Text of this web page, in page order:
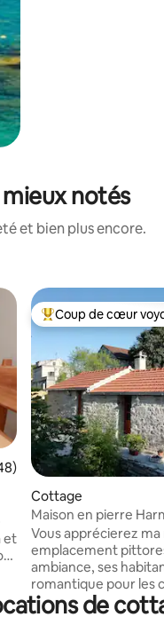
notés
et bien plus encore.
: 4,65 sur 5
moyenne sur la base
et
Coups de cœur
Coup de cœur
Cottage
Maison en pierre
repos)
Vous apprécierez
emplacement
ambiance, ses
romantique pour les
aventuriers en solo.
île de Korcula et
de